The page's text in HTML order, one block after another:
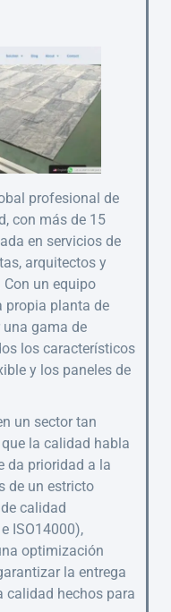
profesional de
con más de 15
en servicios de
arquitectos y
un equipo
propia planta de
una gama de
los característicos
y los paneles de
un sector tan
la calidad habla
da prioridad a la
de un estricto
calidad
ISO14000),
optimización
la entrega
calidad hechos para